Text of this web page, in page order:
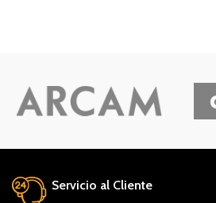
Servicio al Cliente